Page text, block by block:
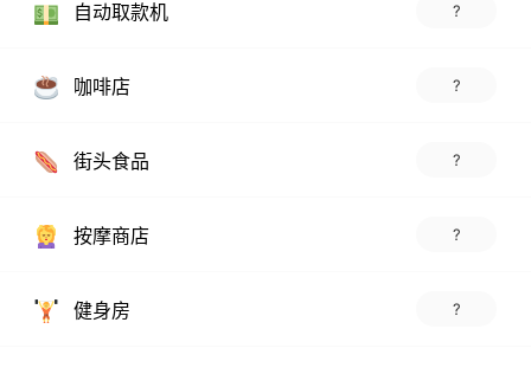
自动取款机 ?
咖啡店 ?
街头食品 ?
按摩商店 ?
健身房 ?